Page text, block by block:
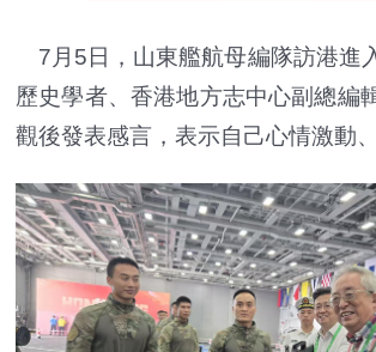
7月5日，山東艦航母編隊訪港進
歷史學者、香港地方志中心副總編
觀後發表感言，表示自己心情激動